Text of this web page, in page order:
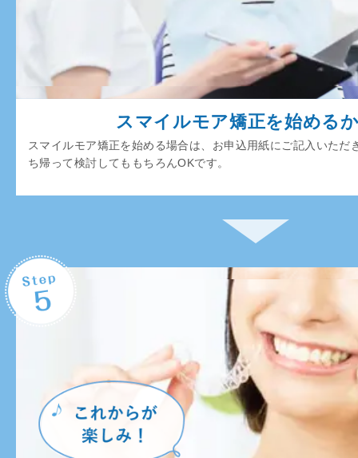
スマイルモア矯正を始める
スマイルモア矯正を始める場合は、お申込用紙にご記入いただ
ち帰って検討してももちろんOKです。